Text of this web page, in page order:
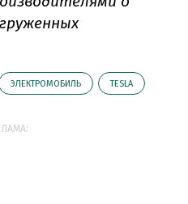
ЭЛЕКТРОМОБИЛЬ TESLA